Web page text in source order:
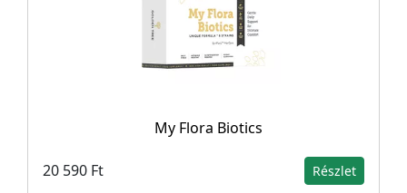
My Flora Biotics
20 590 Ft Részlet